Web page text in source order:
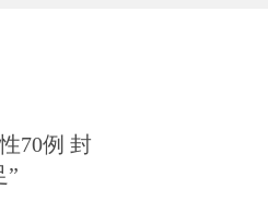
70例 封
”